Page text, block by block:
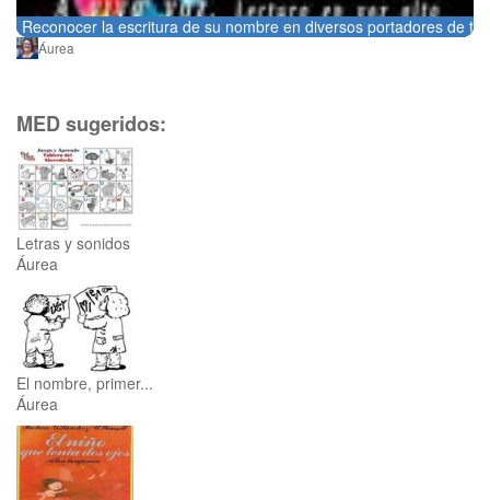
Reconocer la escritura de su nombre en diversos portadores de
Áurea
MED sugeridos:
Letras y sonidos
Áurea
El nombre, primer...
Áurea